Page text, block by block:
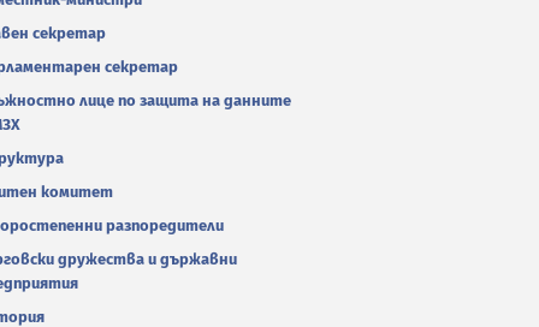
секретар
секретар
лице по защита на данните
комитет
разпоредители
дружества и държавни